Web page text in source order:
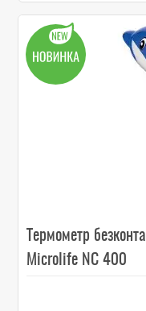
Термометр
Microlife NC 400